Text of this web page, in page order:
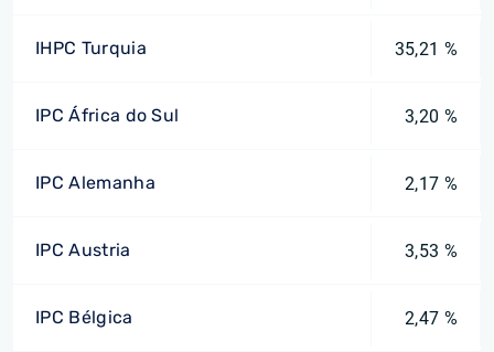
IHPC Turquia 35,21 %
IPC África do Sul 3,20 %
IPC Alemanha 2,17 %
IPC Austria 3,53 %
IPC Bélgica 2,47 %